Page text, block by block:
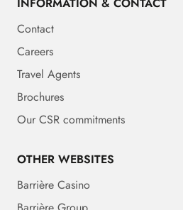
Contact
Careers
Travel Agents
Brochures
Our CSR commitments
OTHER WEBSITES
Barrière Casino